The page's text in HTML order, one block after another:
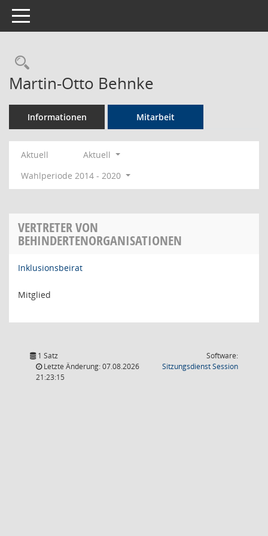
Toggle navigation
Rechercheauswahl
Martin-Otto Behnke
Informationen Mitarbeit
Aktuell
Aktuell
Wahlperiode 2014 - 2020
VERTRETER VON
BEHINDERTENORGANISATIONEN
Inklusionsbeirat
Mitglied
1 Satz
Letzte Änderung: 07.08.2026
21:23:15
Software:
SitzungsdienstSession(Wird in